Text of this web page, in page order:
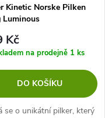
Kinetic Norske Pilken
Luminous
Kč
na prodejně 1 ks
DO KOŠÍKU
se o unikátní pilker, který